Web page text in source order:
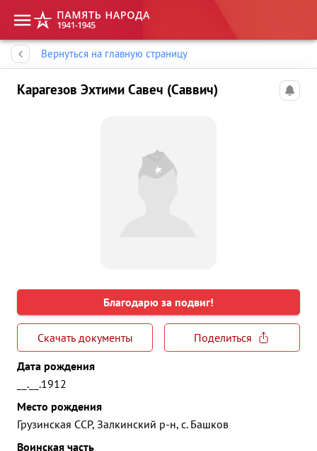
Вернуться на главную страницу
Карагезов Эхтими Савеч (Саввич)
Благодарю за подвиг!
Скачать документы
Поделиться
Дата рождения
__.__.1912
Место рождения
Грузинская ССР, Залкинский р-н, с. Башков
Воинская часть
Память народа